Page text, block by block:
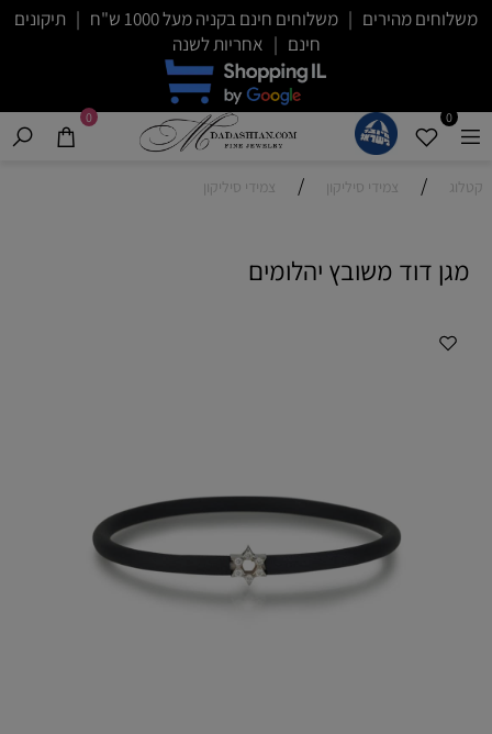
משלוחים מהירים | משלוחים חינם בקניה מעל 1000 ש"ח | תיקונים
חינם | אחריות לשנה
0
0
קטלוג / צמידי סיליקון / צמידי סיליקון
מגן דוד משובץ יהלומים